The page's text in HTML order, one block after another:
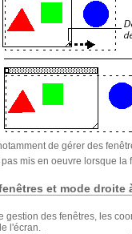
de gérer des
pas mis en oeuvre lorsque
et mode droite
gestion des fenêtres, les
l'écran.